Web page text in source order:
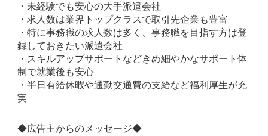
・未経験でも安心の大手派遣会社
・求人数は業界トップクラスで取引先企業も豊富
・特に事務職の求人数は多く、事務職を目指す方は登
録しておきたい派遣会社
・スキルアップサポートなどきめ細やかなサポート体
制で就業後も安心
・半日有給休暇や通勤交通費の支給など福利厚生が充
実
◆広告主からのメッセージ◆